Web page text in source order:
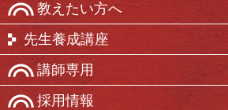
教えたい方へ
先生養成講座
講師専用
採用情報